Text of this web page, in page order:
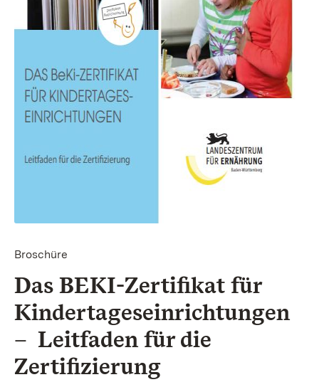
Broschüre
Das BEKI-Zertifikat für
Kindertageseinrichtungen
– Leitfaden für die
Zertifizierung